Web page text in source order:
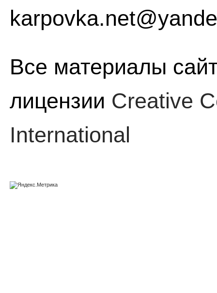
Все материалы
лицензии Creative
International